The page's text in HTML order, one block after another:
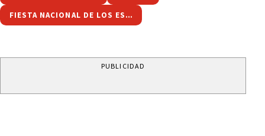
FIESTA NACIONAL DE LOS ESTUDIANTES
PUBLICIDAD